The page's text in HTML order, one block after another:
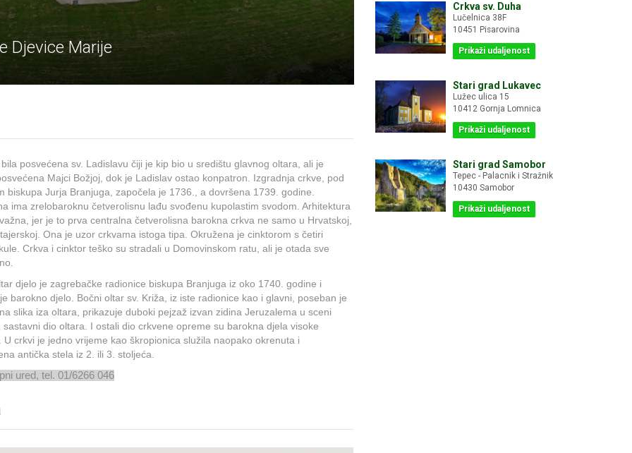
Djevice Marije
posvećena sv. Ladislavu čiji je kip bio u središtu glavnog oltara, ali je
Majci Božjoj, dok je Ladislav ostao konpatron. Izgradnja crkve, pod
biskupa Jurja Branjuga, započela je 1736., a dovršena 1739. godine.
ima zrelobaroknu četverolisnu lađu svođenu kupolastim svodom. Arhitektura
jer je to prva centralna četverolisna barokna crkva ne samo u Hrvatskoj,
Ona je uzor crkvama istoga tipa. Okružena je cinktorom s četiri
Crkva i cinktor teško su stradali u Domovinskom ratu, ali je otada sve
djelo je zagrebačke radionice biskupa Branjuga iz oko 1740. godine i
barokno djelo. Bočni oltar sv. Križa, iz iste radionice kao i glavni, poseban je
slika iza oltara, prikazuje duboki pejzaž izvan zidina Jeruzalema u sceni
sastavni dio oltara. I ostali dio crkvene opreme su barokna djela visoke
U crkvi je jedno vrijeme kao škropionica služila naopako okrenuta i
antička stela iz 2. ili 3. stoljeća.
ured, tel. 01/6266 046
Crkva sv. Duha
Lučelnica 38F
10451 Pisarovina
Prikaži udaljenost
Stari grad Lukavec
Lužec ulica 15
10412 Gornja Lomnica
Prikaži udaljenost
Stari grad Samobor
Tepec - Palacnik i Stražnik
10430 Samobor
Prikaži udaljenost